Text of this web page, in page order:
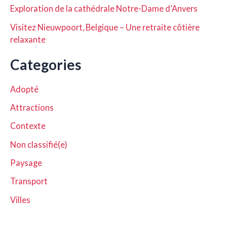
Exploration de la cathédrale Notre-Dame d’Anvers
Visitez Nieuwpoort, Belgique – Une retraite côtière
relaxante
Categories
Adopté
Attractions
Contexte
Non classifié(e)
Paysage
Transport
Villes